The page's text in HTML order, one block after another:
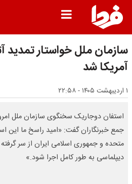
سازمان ملل خواستار
آمریکا شد
۱ اردیبهشت ۱۴۰۵ - ۲۲:۵۸
استفان دوجاریک سخنگوی سازمان ملل
جمع خبرنگاران گفت: «امید راسخ ما این
متحده و جمهوری اسلامی ایران از سر
دیپلماسی به طور کامل اجرا شود.»